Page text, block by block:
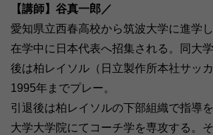
【講師】谷真一郎／
愛知県立西春高校から筑波大学に進学
在学中に日本代表へ招集される。同大
後は柏レイソル（日立製作所本社サッ
1995年までプレー。
引退後は柏レイソルの下部組織で指導
大学大学院にてコーチ学を専攻する。